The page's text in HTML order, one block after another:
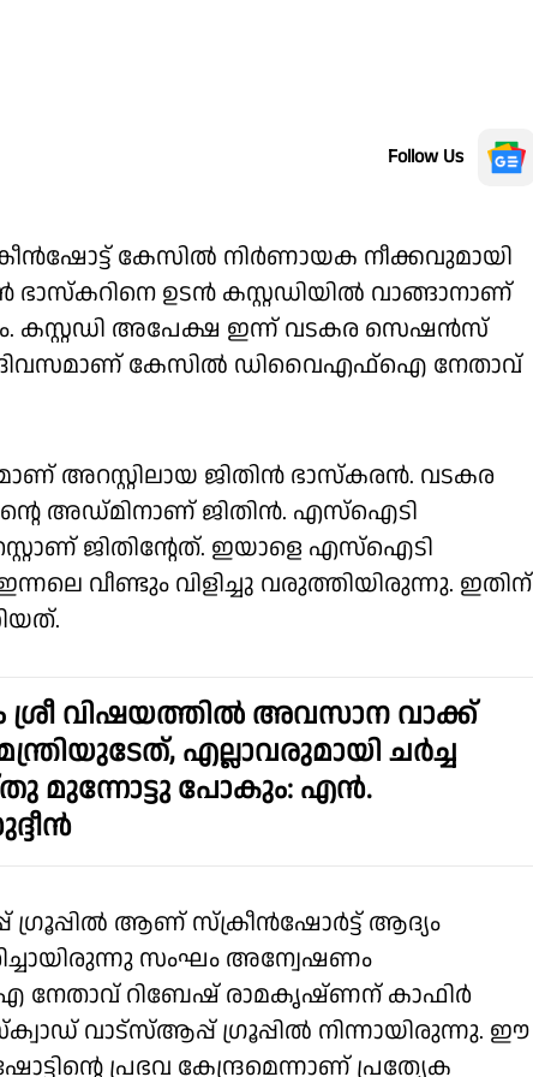
Follow Us
കേസിൽ ‍നിർണായക നീക്കവുമായി
ഉടൻ കസ്റ്റഡിയിൽ വാങ്ങാനാണ്
കസ്റ്റഡി അപേക്ഷ ഇന്ന് വടകര സെഷൻസ്
കേസിൽ ഡിവൈഎഫ്ഐ നേതാവ്
ജിതിൻ ഭാസ്കരൻ. വടകര
അഡ്മിനാണ് ജിതിൻ. എസ്ഐടി
ജിതിന്റേത്. ഇയാളെ എസ്ഐടി
വീണ്ടും വിളിച്ചു വരുത്തിയിരുന്നു. ഇതിന്
ശ്രീ വിഷയത്തിൽ അവസാന വാക്ക്
എല്ലാവരുമായി ചർച്ച
മുന്നോട്ടു പോകും: എൻ.
ആണ് സ്ക്രീൻഷോർട്ട് ആദ്യം
സംഘം അന്വേഷണം
റിബേഷ് രാമകൃഷ്ണന് കാഫിർ
വാട്സ്ആപ്പ് ഗ്രൂപ്പിൽ നിന്നായിരുന്നു. ഈ
പ്രഭവ കേന്ദ്രമെന്നാണ് പ്രത്യേക